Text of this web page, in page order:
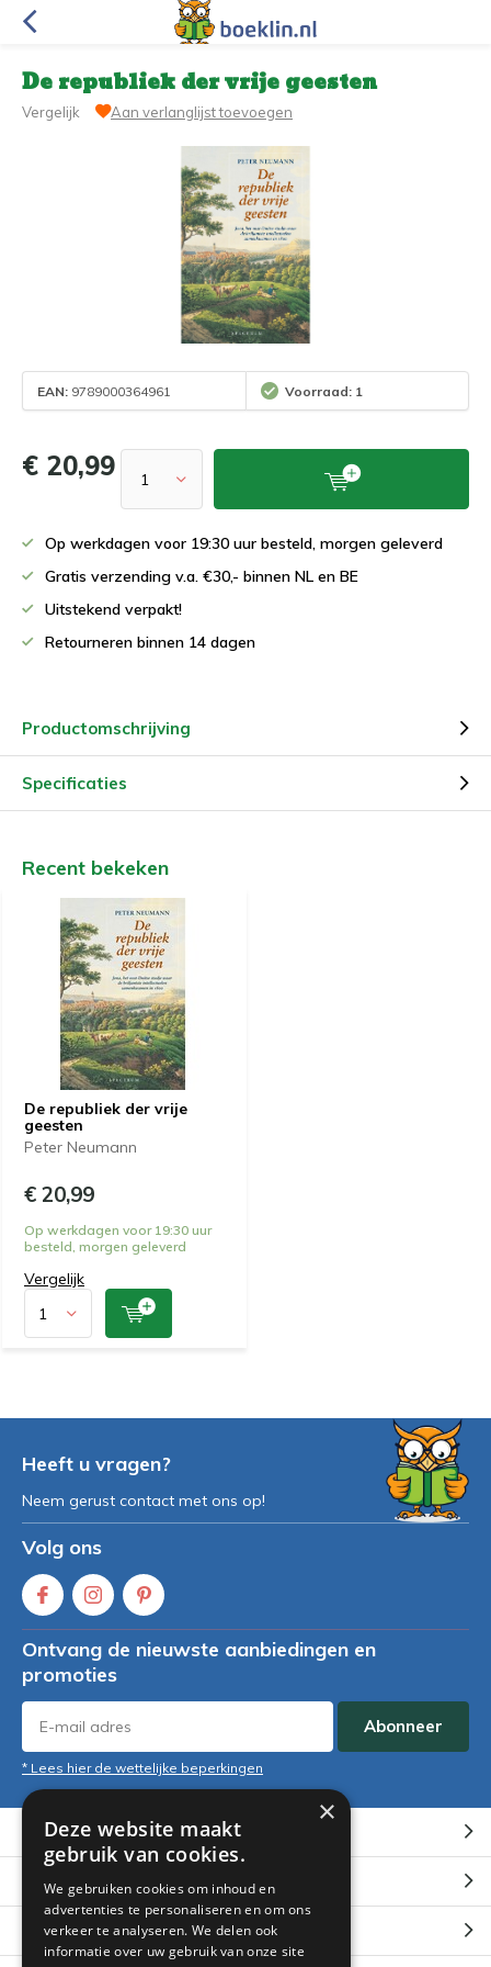
De republiek der vrije geesten
Vergelijk Aan verlanglijst toevoegen
EAN: 9789000364961 Voorraad: 1
€ 20,99
Op werkdagen voor 19:30 uur besteld, morgen geleverd
Gratis verzending v.a. €30,- binnen NL en BE
Uitstekend verpakt!
Retourneren binnen 14 dagen
Productomschrijving
Specificaties
Recent bekeken
De republiek der vrije
geesten
Peter Neumann
€ 20,99
Op werkdagen voor 19:30 uur
besteld, morgen geleverd
Vergelijk
Heeft u vragen?
Neem gerust contact met ons op!
Volg ons
Ontvang de nieuwste aanbiedingen en
promoties
Abonneer
* Lees hier de wettelijke beperkingen
Klantenservice
Mijn account
Categorieën
×
Deze website maakt
gebruik van cookies.
We gebruiken cookies om inhoud en
advertenties te personaliseren en om ons
verkeer te analyseren. We delen ook
informatie over uw gebruik van onze site